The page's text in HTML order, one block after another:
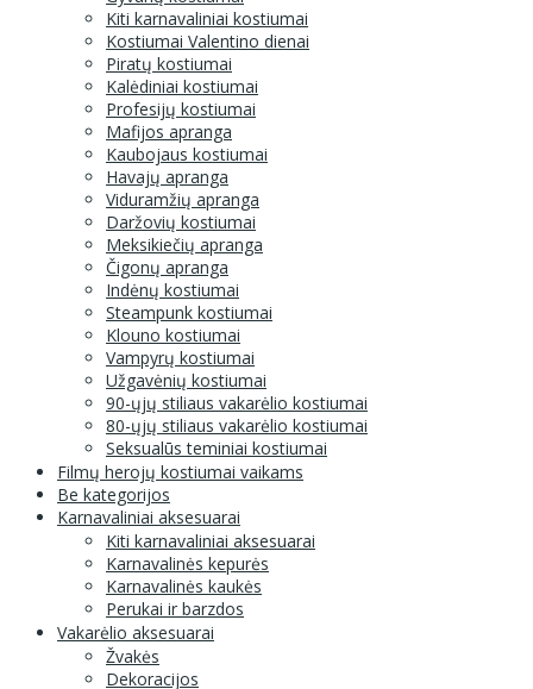
Kiti karnavaliniai kostiumai
Kostiumai Valentino dienai
Piratų kostiumai
Kalėdiniai kostiumai
Profesijų kostiumai
Mafijos apranga
Kaubojaus kostiumai
Havajų apranga
Viduramžių apranga
Daržovių kostiumai
Meksikiečių apranga
Čigonų apranga
Indėnų kostiumai
Steampunk kostiumai
Klouno kostiumai
Vampyrų kostiumai
Užgavėnių kostiumai
90-ųjų stiliaus vakarėlio kostiumai
80-ųjų stiliaus vakarėlio kostiumai
Seksualūs teminiai kostiumai
Filmų herojų kostiumai vaikams
Be kategorijos
Karnavaliniai aksesuarai
Kiti karnavaliniai aksesuarai
Karnavalinės kepurės
Karnavalinės kaukės
Perukai ir barzdos
Vakarėlio aksesuarai
Žvakės
Dekoracijos